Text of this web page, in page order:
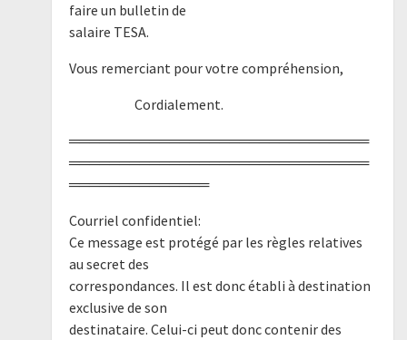
faire un bulletin de
salaire TESA.
Vous remerciant pour votre compréhension,
Cordialement.
══════════════════════════════
══════════════════════════════
══════════════
Courriel confidentiel:
Ce message est protégé par les règles relatives
au secret des
correspondances. Il est donc établi à destination
exclusive de son
destinataire. Celui-ci peut donc contenir des